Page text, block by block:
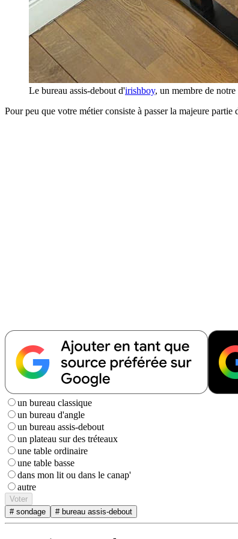
Le bureau assis-debout d'irishboy, un membre de
Pour peu que votre métier consiste à passer la majeure
un bureau classique
un bureau d'angle
un bureau assis-debout
un plateau sur des tréteaux
une table ordinaire
une table basse
dans mon lit ou dans le canap'
autre
Voter
# sondage
# bureau assis-debout